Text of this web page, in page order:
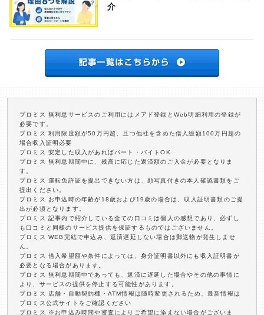
介
プロミス 無利息サービスのご利用にはメアド登録とWeb明細利用の登録が
必要です。
プロミス 利用限度額が50万円超、且つ他社を含めた借入総額100万円超の
場合収入証明必要
プロミス 安定した収入があればパート・バイトOK
プロミス 無利息期間中に、残高に応じた返済額のご入金が必要となりま
す。
プロミス 運転免許証を提出できない方は、顔写真付きの本人確認書類をご
提出ください。
プロミス お申込時の年齢が18歳および19歳の場合は、収入証明書類のご提
出が必須となります。
プロミス 記事内で紹介している全ての口コミは個人の感想であり、必ずし
も口コミと同様のサービス提供を保証するものではございません。
プロミス WEB完結で申込み、返済遅延しない場合は郵送物が発生しませ
ん。
プロミス 借入希望額や条件によっては、身分証明書以外にも収入証明書が
必要となる場合があります。
プロミス 無利息期間中であっても、返済に遅延した場合やその他の事情に
より、サービスの提供を停止する可能性があります。
プロミス 店舗・自動契約機・ATM情報は随時変更されるため、最新情報は
プロミス公式サイトをご確認ください
プロミス ※お申込み時間や審査によりご希望に添えない場合がございま